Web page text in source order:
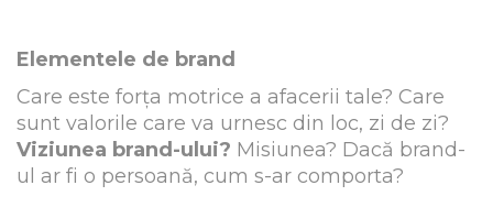
Elementele de brand
Care este forța motrice a afacerii tale? Care
sunt valorile care va urnesc din loc, zi de zi?
Viziunea brand-ului? Misiunea? Dacă brand-
ul ar fi o persoană, cum s-ar comporta?